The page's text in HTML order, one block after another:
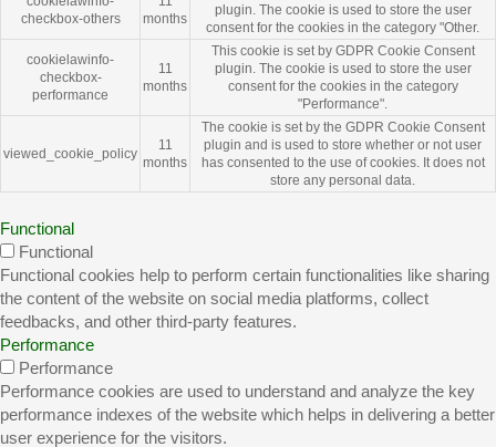
checkbox-others
months
plugin. The cookie is used to store the user
consent for the cookies in the category "Other.
cookielawinfo-
checkbox-
performance
11
months
This cookie is set by GDPR Cookie Consent
plugin. The cookie is used to store the user
consent for the cookies in the category
"Performance".
viewed_cookie_policy
11
months
The cookie is set by the GDPR Cookie Consent
plugin and is used to store whether or not user
has consented to the use of cookies. It does not
store any personal data.
Functional
Functional
Functional cookies help to perform certain functionalities like sharing
the content of the website on social media platforms, collect
feedbacks, and other third-party features.
Performance
Performance
Performance cookies are used to understand and analyze the key
performance indexes of the website which helps in delivering a better
user experience for the visitors.